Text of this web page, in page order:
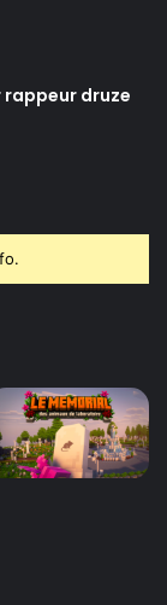
rappeur druze